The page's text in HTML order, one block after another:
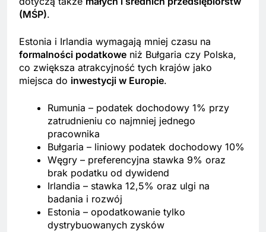
(MŚP).
Estonia i Irlandia wymagają mniej czasu na
formalności podatkowe niż Bułgaria czy Polska,
co zwiększa atrakcyjność tych krajów jako
miejsca do inwestycji w Europie.
Rumunia – podatek dochodowy 1% przy
zatrudnieniu co najmniej jednego
pracownika
Bułgaria – liniowy podatek dochodowy 10%
Węgry – preferencyjna stawka 9% oraz
brak podatku od dywidend
Irlandia – stawka 12,5% oraz ulgi na
badania i rozwój
Estonia – opodatkowanie tylko
dystrybuowanych zysków